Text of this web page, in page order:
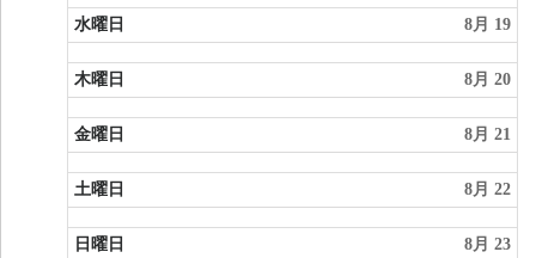
水曜日 8月 19
木曜日 8月 20
金曜日 8月 21
土曜日 8月 22
日曜日 8月 23